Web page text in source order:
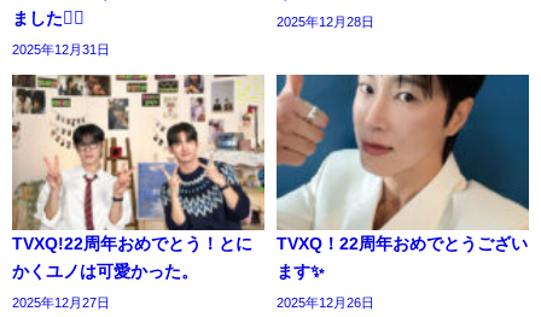
ました🙇‍♀️
2025年12月31日
2025年12月28日
TVXQ!22周年おめでとう！とに
かくユノは可愛かった。
2025年12月27日
TVXQ！22周年おめでとうござい
ます✨️
2025年12月26日